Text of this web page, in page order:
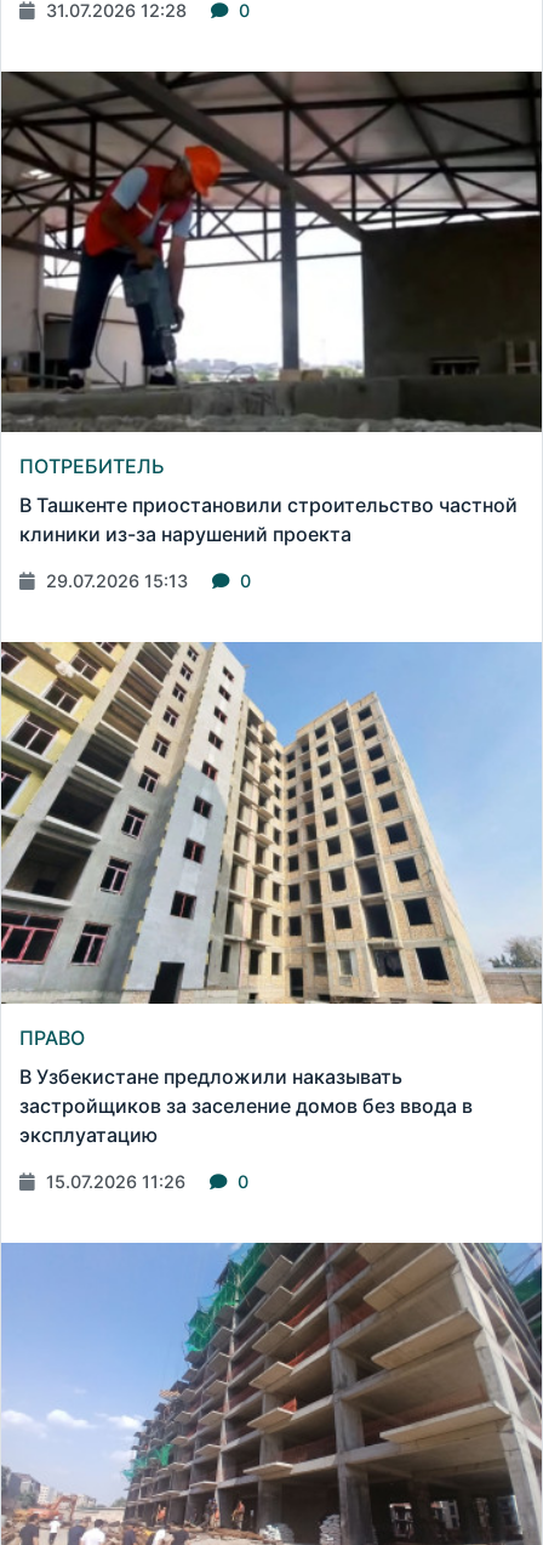
31.07.2026 12:28 0
ПОТРЕБИТЕЛЬ
В Ташкенте приостановили строительство частной
клиники из-за нарушений проекта
29.07.2026 15:13 0
ПРАВО
В Узбекистане предложили наказывать
застройщиков за заселение домов без ввода в
эксплуатацию
15.07.2026 11:26 0